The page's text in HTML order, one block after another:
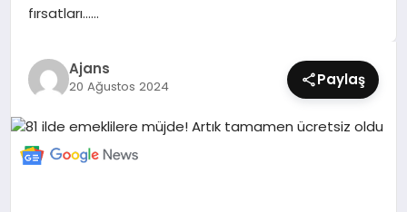
TEKNOLOJI
YAŞAM
fırsatları……
Ajans
20 Ağustos 2024 Paylaş